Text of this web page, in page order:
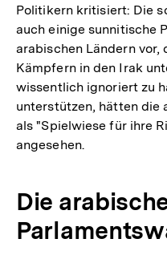
Politikern kritisiert: Die
auch einige sunnitische
arabischen Ländern vor,
Kämpfern in den Irak
wissentlich ignoriert zu
unterstützen, hätten die
als "Spielwiese für ihre
angesehen.
Die